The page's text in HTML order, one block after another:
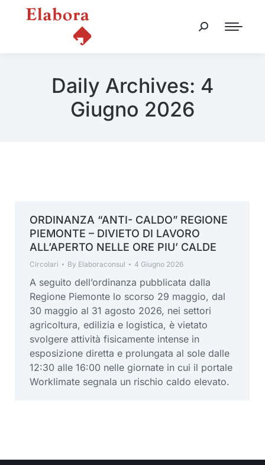
Daily Archives: 4
Giugno 2026
ORDINANZA “ANTI- CALDO” REGIONE
PIEMONTE – DIVIETO DI LAVORO
ALL’APERTO NELLE ORE PIU’ CALDE
Circolari By Elaboraconsul 4 Giugno 2026
A seguito dell’ordinanza pubblicata dalla
Regione Piemonte lo scorso 29 maggio, dal
30 maggio al 31 agosto 2026, nei settori
agricoltura, edilizia e logistica, è vietato
svolgere attività fisicamente intense in
esposizione diretta e prolungata al sole dalle
12:30 alle 16:00 nelle giornate in cui il portale
Worklimate segnala un rischio caldo elevato.